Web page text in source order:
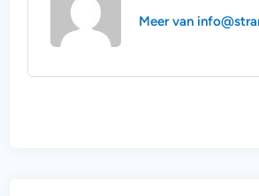
Meer van